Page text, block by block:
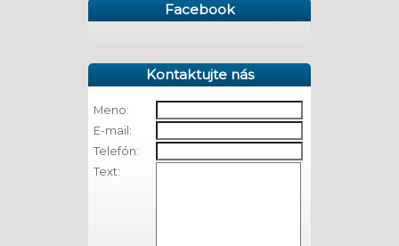
Facebook
Kontaktujte nás
Meno:
E-mail:
Telefón:
Text: